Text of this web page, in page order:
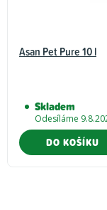
Asan Pet Pure 10 l
Skladem
Odesíláme
DO KOŠÍKU